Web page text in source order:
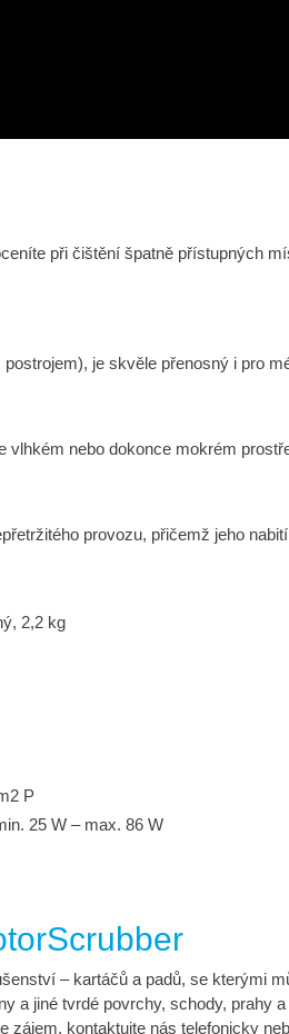
při čištění špatně přístupných
je skvěle přenosný i pro
vlhkém nebo dokonce mokrém
provozu, přičemž jeho
2,2 kg
P
25 W – max. 86 W
– kartáčů a padů, se kterými
a jiné tvrdé povrchy, schody, prahy
zájem, kontaktujte nás telefonicky